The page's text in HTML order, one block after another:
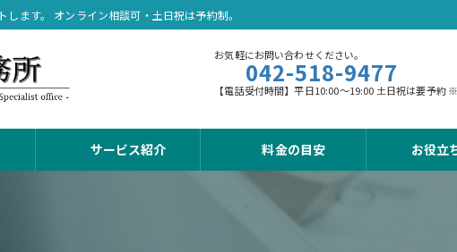
ます。 オンライン相談可・土日祝は予約制。
お気軽にお問い合わせください。
042-518-9477
【電話受付時間】平日10:00～19:00 土日祝は要予約
サービス紹介 料金の目安 お役立